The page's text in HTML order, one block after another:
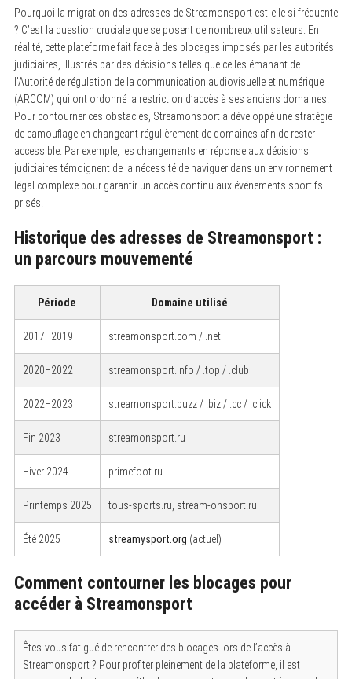
Pourquoi la migration des adresses de Streamonsport est-elle si fréquente
? C’est la question cruciale que se posent de nombreux utilisateurs. En
réalité, cette plateforme fait face à des blocages imposés par les autorités
judiciaires, illustrés par des décisions telles que celles émanant de
l’Autorité de régulation de la communication audiovisuelle et numérique
(ARCOM) qui ont ordonné la restriction d’accès à ses anciens domaines.
Pour contourner ces obstacles, Streamonsport a développé une stratégie
de camouflage en changeant régulièrement de domaines afin de rester
accessible. Par exemple, les changements en réponse aux décisions
judiciaires témoignent de la nécessité de naviguer dans un environnement
légal complexe pour garantir un accès continu aux événements sportifs
prisés.
Historique des adresses de Streamonsport :
un parcours mouvementé
Période Domaine utilisé
2017–2019 streamonsport.com / .net
2020–2022 streamonsport.info / .top / .club
2022–2023 streamonsport.buzz / .biz / .cc / .click
Fin 2023 streamonsport.ru
Hiver 2024 primefoot.ru
Printemps 2025 tous-sports.ru, stream-onsport.ru
Été 2025 streamysport.org (actuel)
Comment contourner les blocages pour
accéder à Streamonsport
Êtes-vous fatigué de rencontrer des blocages lors de l’accès à
Streamonsport ? Pour profiter pleinement de la plateforme, il est